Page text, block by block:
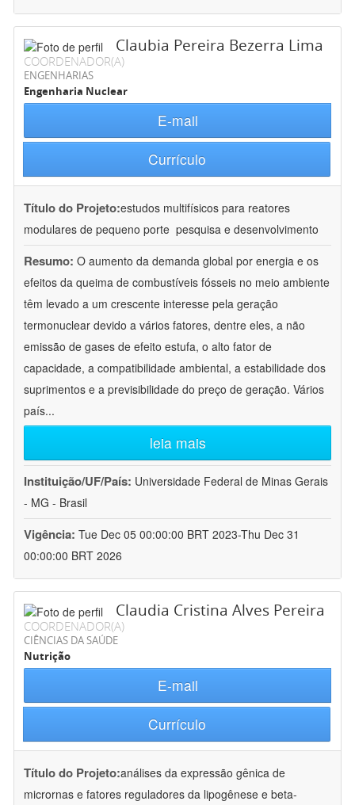
Claubia Pereira Bezerra Lima
COORDENADOR(A)
ENGENHARIAS
Engenharia Nuclear
E-mail
Currículo
Título do Projeto:estudos multifísicos para reatores
modulares de pequeno porte  pesquisa e desenvolvimento
Resumo: O aumento da demanda global por energia e os
efeitos da queima de combustíveis fósseis no meio ambiente
têm levado a um crescente interesse pela geração
termonuclear devido a vários fatores, dentre eles, a não
emissão de gases de efeito estufa, o alto fator de
capacidade, a compatibilidade ambiental, a estabilidade dos
suprimentos e a previsibilidade do preço de geração. Vários
país...
leia mais
Instituição/UF/País: Universidade Federal de Minas Gerais
- MG - Brasil
Vigência: Tue Dec 05 00:00:00 BRT 2023-Thu Dec 31
00:00:00 BRT 2026
Claudia Cristina Alves Pereira
COORDENADOR(A)
CIÊNCIAS DA SAÚDE
Nutrição
E-mail
Currículo
Título do Projeto:análises da expressão gênica de
micrornas e fatores reguladores da lipogênese e beta-